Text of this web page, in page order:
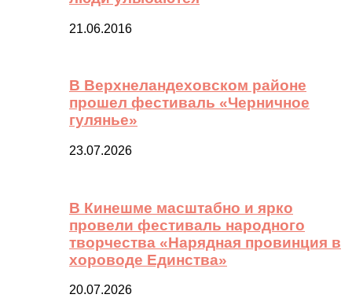
21.06.2016
В Верхнеландеховском районе
прошел фестиваль «Черничное
гулянье»
23.07.2026
В Кинешме масштабно и ярко
провели фестиваль народного
творчества «Нарядная провинция в
хороводе Единства»
20.07.2026